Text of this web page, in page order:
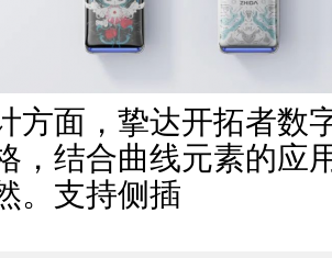
方面，挚达开拓者数
，结合曲线元素的应
。支持侧插